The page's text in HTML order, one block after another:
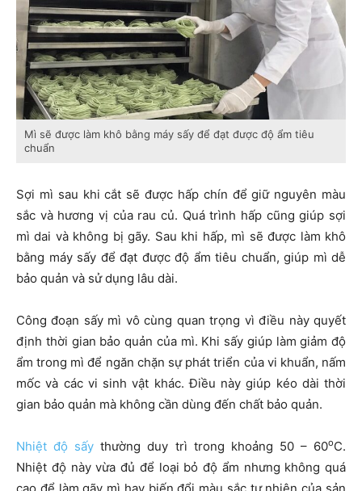
Mì sẽ được làm khô bằng máy sấy để đạt được độ ẩm tiêu
chuẩn
Sợi mì sau khi cắt sẽ được hấp chín để giữ nguyên màu
sắc và hương vị của rau củ. Quá trình hấp cũng giúp sợi
mì dai và không bị gãy. Sau khi hấp, mì sẽ được làm khô
bằng máy sấy để đạt được độ ẩm tiêu chuẩn, giúp mì dễ
bảo quản và sử dụng lâu dài.
Công đoạn sấy mì vô cùng quan trọng vì điều này quyết
định thời gian bảo quản của mì. Khi sấy giúp làm giảm độ
ẩm trong mì để ngăn chặn sự phát triển của vi khuẩn, nấm
mốc và các vi sinh vật khác. Điều này giúp kéo dài thời
gian bảo quản mà không cần dùng đến chất bảo quản.
Nhiệt độ sấy thường duy trì trong khoảng 50 – 60oC.
Nhiệt độ này vừa đủ để loại bỏ độ ẩm nhưng không quá